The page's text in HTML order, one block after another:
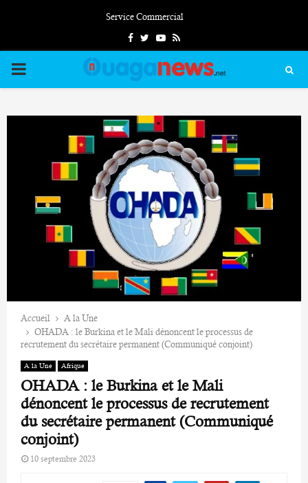
Service Commercial
FacebookTwitterYoutube
Rss
PRIMARY
Accueil
A la Une
OHADA : le Burkina et le Mali dénoncent le processus de
recrutement du secrétaire permanent (Communiqué conjoint)
A la Une Afrique
OHADA : le Burkina et le Mali
dénoncent le processus de recrutement
du secrétaire permanent (Communiqué
conjoint)
10 septembre 2023